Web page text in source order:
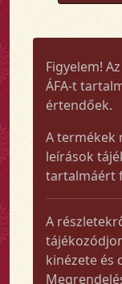
Figyelem!
ÁFA-t
értendőek.
A termékek
leírások
tartalmáért
A
kinézete és